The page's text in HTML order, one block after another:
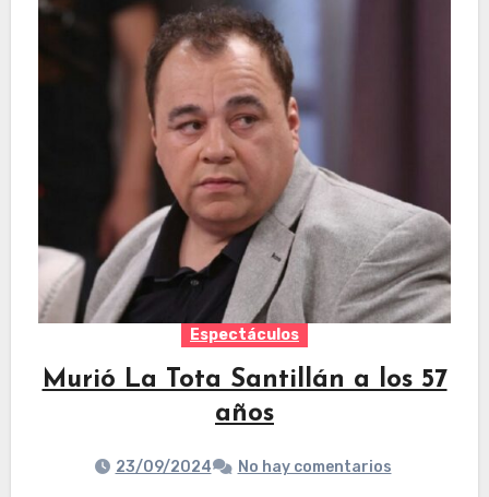
Espectáculos
Murió La Tota Santillán a los 57
años
23/09/2024 No hay comentarios